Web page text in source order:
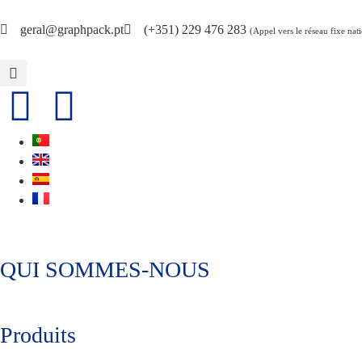
geral@graphpack.pt (+351) 229 476 283 (Appel vers le réseau fixe
QUI SOMMES-NOUS
Produits